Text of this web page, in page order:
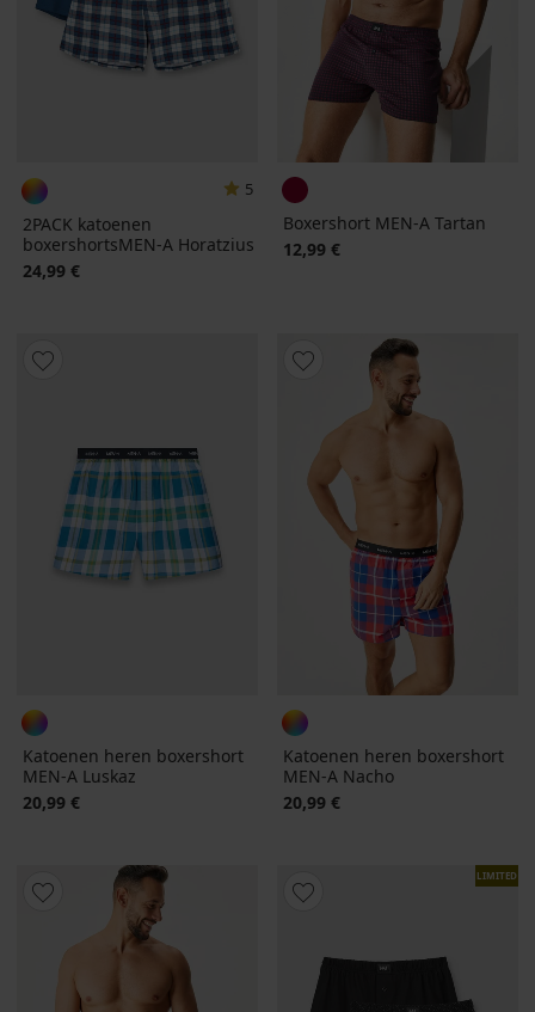
5
2PACK katoenen
boxershortsMEN-A Horatzius
24,99 €
Boxershort MEN-A Tartan
12,99 €
Katoenen heren boxershort
MEN-A Luskaz
20,99 €
Katoenen heren boxershort
MEN-A Nacho
20,99 €
LIMITED